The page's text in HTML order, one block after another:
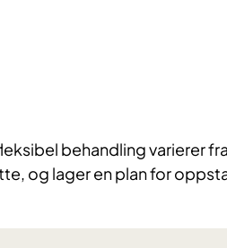
behandling varierer
og lager en plan for